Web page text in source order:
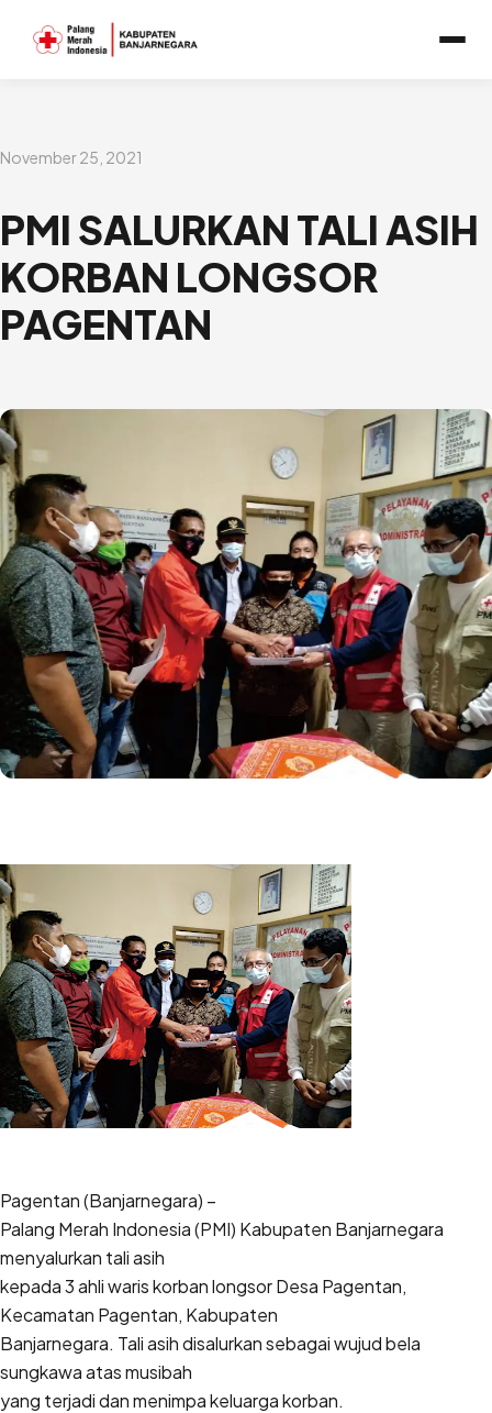
November 25, 2021
PMI SALURKAN TALI ASIH
KORBAN LONGSOR
PAGENTAN
Pagentan (Banjarnegara) –
Palang Merah Indonesia (PMI) Kabupaten Banjarnegara
menyalurkan tali asih
kepada 3 ahli waris korban longsor Desa Pagentan,
Kecamatan Pagentan, Kabupaten
Banjarnegara. Tali asih disalurkan sebagai wujud bela
sungkawa atas musibah
yang terjadi dan menimpa keluarga korban.